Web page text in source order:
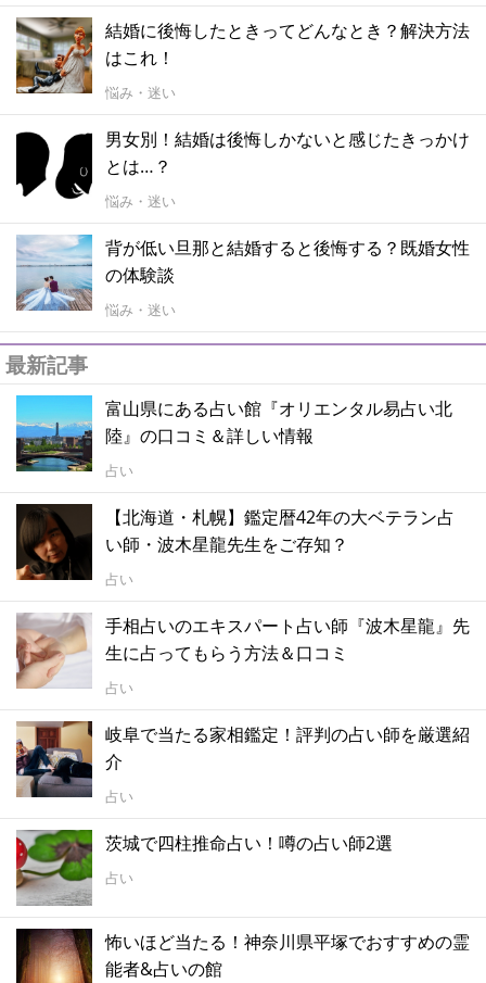
結婚に後悔したときってどんなとき？解決方法
はこれ！
悩み・迷い
男女別！結婚は後悔しかないと感じたきっかけ
とは…？
悩み・迷い
背が低い旦那と結婚すると後悔する？既婚女性
の体験談
悩み・迷い
最新記事
富山県にある占い館『オリエンタル易占い北
陸』の口コミ＆詳しい情報
占い
【北海道・札幌】鑑定暦42年の大ベテラン占
い師・波木星龍先生をご存知？
占い
手相占いのエキスパート占い師『波木星龍』先
生に占ってもらう方法＆口コミ
占い
岐阜で当たる家相鑑定！評判の占い師を厳選紹
介
占い
茨城で四柱推命占い！噂の占い師2選
占い
怖いほど当たる！神奈川県平塚でおすすめの霊
能者&占いの館